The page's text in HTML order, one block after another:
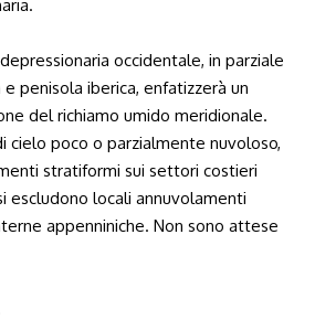
occidentale, in parziale
e penisola iberica, enfatizzerà un
del richiamo umido meridionale.
cielo poco o parzialmente nuvoloso,
stratiformi sui settori costieri
escludono locali annuvolamenti
appenniniche. Non sono attese